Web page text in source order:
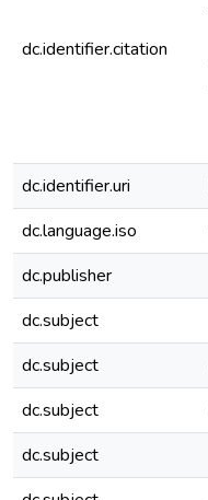
dc.identifier.citation
dc.identifier.uri
dc.language.iso
dc.publisher
dc.subject
dc.subject
dc.subject
dc.subject